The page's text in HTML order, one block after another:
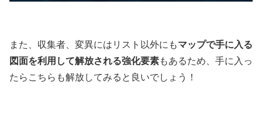
また、収集者、変異にはリスト以外にもマップで手に入る
図面を利用して解放される強化要素もあるため、手に入っ
たらこちらも解放してみると良いでしょう！